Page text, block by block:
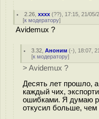
2.26 ,xxxx (??), 17:15, 21/05/
[к модератору]
Avidemux ?
3.32 ,Аноним (-), 18:07,
[к модератору]
> Avidemux ?
Десять лет прошло,
каждый чих,
ошибками. Я думаю
откусил больше, чем